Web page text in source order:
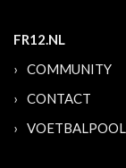
FR12.NL
COMMUNITY
CONTACT
VOETBALPOOL